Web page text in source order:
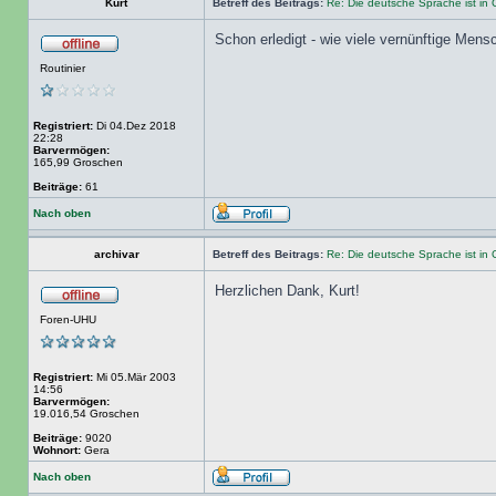
Kurt Betreff des Beitrags: Re: Die deutsche Sprache ist in
Routinier
Registriert: Di 04.Dez 2018
22:28
Barvermögen:
165,99 Groschen
Beiträge: 61
Schon erledigt - wie viele vernünftige
Nach oben
archivar Betreff des Beitrags: Re: Die deutsche Sprache ist in
Foren-UHU
Registriert: Mi 05.Mär 2003
14:56
Barvermögen:
19.016,54 Groschen
Beiträge: 9020
Wohnort: Gera
Herzlichen Dank, Kurt!
Nach oben